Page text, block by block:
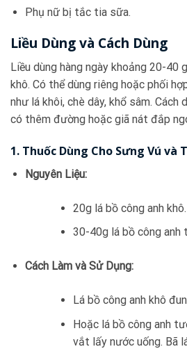
Phụ nữ bị tắc tia sữa.
Liều Dùng và Cách Dùng
Liều dùng hàng ngày khoảng 20-40
khô. Có thể dùng riêng hoặc phối
như lá khôi, chè dây, khổ sâm. Cách
có thêm đường hoặc giã nát đắp
1. Thuốc Dùng Cho Sưng Vú và
Nguyên Liệu:
20g lá bồ công anh khô.
30-40g lá bồ công anh
Cách Làm và Sử Dụng:
Lá bồ công anh khô
Hoặc lá bồ công anh
vắt lấy nước uống. Bã